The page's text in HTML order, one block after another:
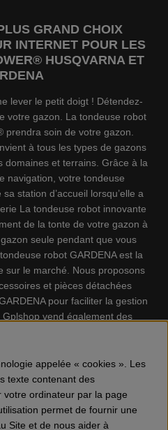
GRAND CHOIX
INTERNET POUR LES
HUSQVARNA ET
lever le petit doigt ! Détendez-
votre gazon. La tondeuse robot
soin de votre gazon.
à tous les types de gazons
domaines et terrains. Grâce à la
navigation, votre tondeuse
station d’accueil lorsqu’elle a
La tondeuse robot innovante
de la tonte de votre gazon à
seule pendant que vous
robot GARDENA est la
sur le marché. Nous proposons
et pièces détachées
pour faciliter la gestion
vend également des
Taille haies,
à neige, Nettoyeurs
Découpeuses, Haches, Outils
Carburants, Jouets ETC.
appelée « cookies ». Les
texte contenant des
ordinateur par la page
permet de fournir une
Site et de nous aider à